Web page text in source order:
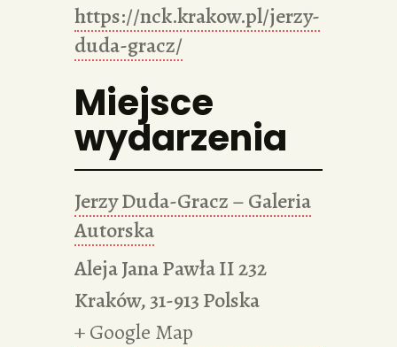
https://nck.krakow.pl/jerzy-
duda-gracz/
Miejsce
wydarzenia
Jerzy Duda-Gracz – Galeria
Autorska
Aleja Jana Pawła II 232
Kraków,31-913Polska
+ Google Map